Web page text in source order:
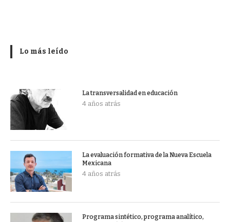
Lo más leído
La transversalidad en educación
4 años atrás
La evaluación formativa de la Nueva Escuela
Mexicana
4 años atrás
Programa sintético, programa analítico,